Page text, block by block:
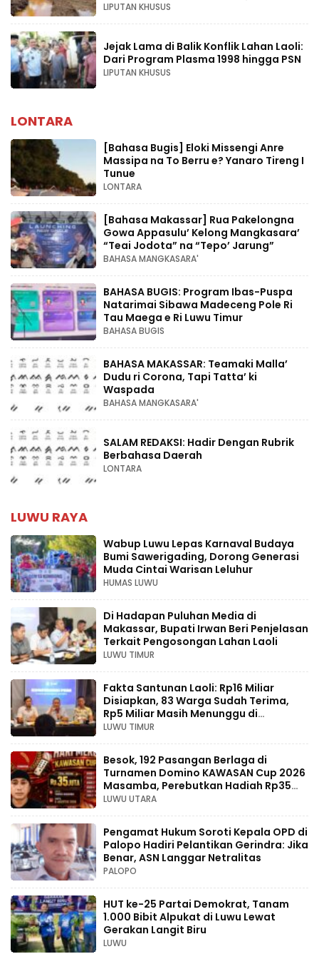
LIPUTAN KHUSUS
Jejak Lama di Balik Konflik Lahan Laoli:
Dari Program Plasma 1998 hingga PSN
LIPUTAN KHUSUS
LONTARA
[Bahasa Bugis] ‎Eloki Missengi Anre
Massipa na To Berru e? Yanaro Tireng I
Tunue
LONTARA
[Bahasa Makassar] Rua Pakelongna
Gowa Appasulu’ Kelong Mangkasara’
“Teai Jodota” na “Tepo’ Jarung”
BAHASA MANGKASARA'
BAHASA BUGIS: Program Ibas-Puspa
Natarimai Sibawa Madeceng Pole Ri
Tau Maega e Ri Luwu Timur
BAHASA BUGIS
BAHASA MAKASSAR: Teamaki Malla’
Dudu ri Corona, Tapi Tatta’ ki
Waspada
BAHASA MANGKASARA'
SALAM REDAKSI: Hadir Dengan Rubrik
Berbahasa Daerah
LONTARA
LUWU RAYA
Wabup Luwu Lepas Karnaval Budaya
Bumi Sawerigading, Dorong Generasi
Muda Cintai Warisan Leluhur
HUMAS LUWU
Di Hadapan Puluhan Media di
Makassar, Bupati Irwan Beri Penjelasan
Terkait Pengosongan Lahan Laoli
LUWU TIMUR
Fakta Santunan Laoli: Rp16 Miliar
Disiapkan, 83 Warga Sudah Terima,
Rp5 Miliar Masih Menunggu di
Pengadilan
LUWU TIMUR
Besok, 192 Pasangan Berlaga di
Turnamen Domino KAWASAN Cup 2026
Masamba, Perebutkan Hadiah Rp35
Juta
LUWU UTARA
Pengamat Hukum Soroti Kepala OPD di
Palopo Hadiri Pelantikan Gerindra: Jika
Benar, ASN Langgar Netralitas
PALOPO
HUT ke-25 Partai Demokrat, Tanam
1.000 Bibit Alpukat di Luwu Lewat
Gerakan Langit Biru
LUWU